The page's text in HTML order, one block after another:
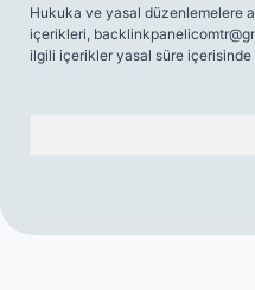
Hukuka ve yasal düzenlemelere
içerikleri,
ilgili içerikler yasal süre içerisinde